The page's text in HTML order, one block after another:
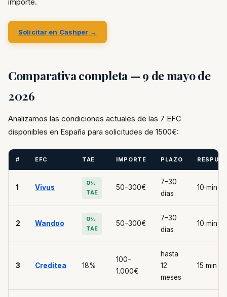
Solicitar en Cashper →
Comparativa completa — 9 de mayo de
2026
Analizamos las condiciones actuales de las 7 EFC
disponibles en España para solicitudes de 1500€:
# EFC TAE IMPORTE PLAZO
1 Vivus
0%
TAE
50–300€
7–30
días
10 min
2 Wandoo
0%
TAE
50–300€
7–30
días
10 min
3 Creditea 18%
100–
1.000€
hasta
12
meses
15 min